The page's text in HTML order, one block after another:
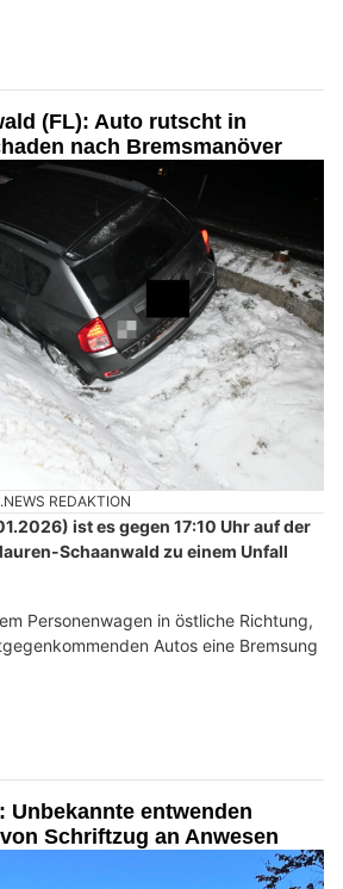
(FL): Auto rutscht in
nach Bremsmanöver
REDAKTION
ist es gegen 17:10 Uhr auf der
Schaanwald zu einem Unfall
Personenwagen in östliche Richtung,
Autos eine Bremsung
Unbekannte entwenden
Schriftzug an Anwesen